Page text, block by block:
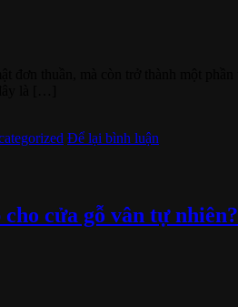
Để lại bình luận
cửa gỗ vân tự nhiên?